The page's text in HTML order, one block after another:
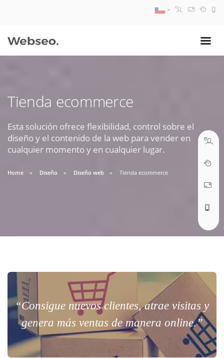
Tienda ecommerce
Esta solución ofrece flexibilidad, control sobre el
diseño y el contenido de la web para vender en
cualquier momento y en cualquier lugar.
Home Diseño Diseño web Tienda ecommerce
“Consigue nuevos clientes, atrae visitas y
genera más ventas de manera online.”
09:30 AM A 18:30 PM
soporte@webseo.cl
ABRIR TICKET